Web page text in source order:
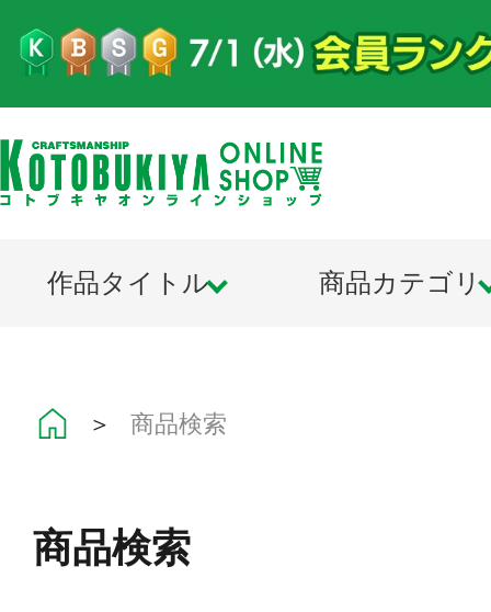
作品タイトル 商品カテゴリ
＞ 商品検索
商品検索